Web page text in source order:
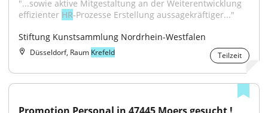
"...sowie aktive Mitgestaltung an der Weiterentwicklung
effizienter HR-Prozesse Erstellung aussagekräftiger..."
Stiftung Kunstsammlung Nordrhein-Westfalen
Düsseldorf, Raum Krefeld Teilzeit